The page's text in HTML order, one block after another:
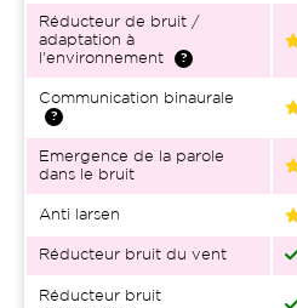
Réducteur de bruit /
adaptation à
l'environnement
Communication binaurale
Emergence de la parole
dans le bruit
Anti larsen
Réducteur bruit du vent
Réducteur bruit